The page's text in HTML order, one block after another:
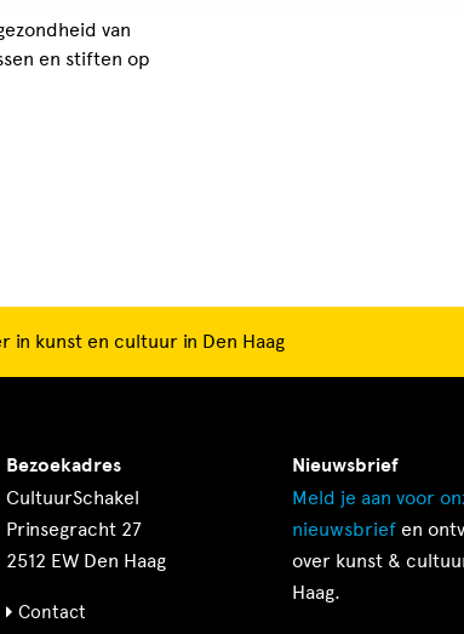
van
en stiften op
in kunst en cultuur in Den Haag
Bezoekadres
CultuurSchakel
Prinsegracht 27
2512 EW Den Haag
Contact
Nieuwsbrief
Meld je aan voor
nieuwsbrief en
over kunst &
Haag.